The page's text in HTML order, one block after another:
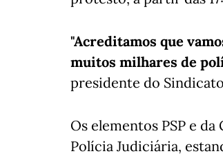
"Acreditamos que
muitos milhares de
presidente do
Os elementos PSP e
Polícia Judiciária,